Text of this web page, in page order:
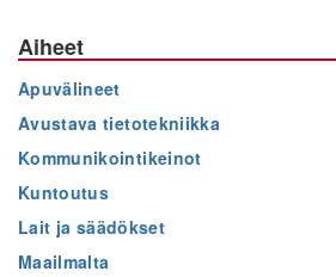
Aiheet
Apuvälineet
Avustava tietotekniikka
Kommunikointikeinot
Kuntoutus
Lait ja säädökset
Maailmalta